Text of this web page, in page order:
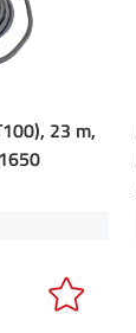
23 m,